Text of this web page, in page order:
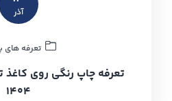
آذر
تعرفه های
تعرفه چاپ رنگی روی
۱۴۰۴